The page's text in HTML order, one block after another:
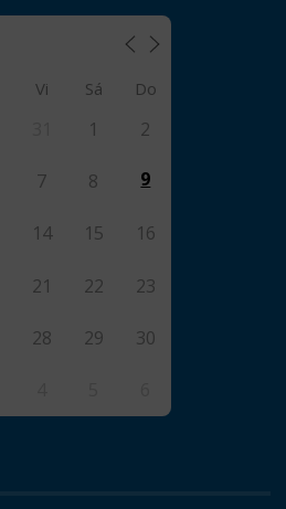
Vi Sá Do
1 2
7 8 9
14 15 16
21 22 23
28 29 30